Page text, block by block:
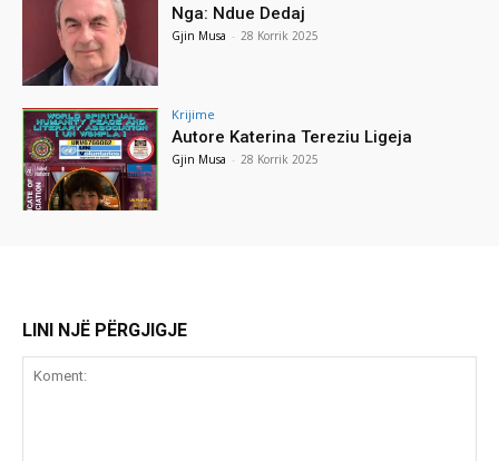
Nga: Ndue Dedaj
Gjin Musa - 28 Korrik 2025
Krijime
Autore Katerina Tereziu Ligeja
Gjin Musa - 28 Korrik 2025
LINI NJË PËRGJIGJE